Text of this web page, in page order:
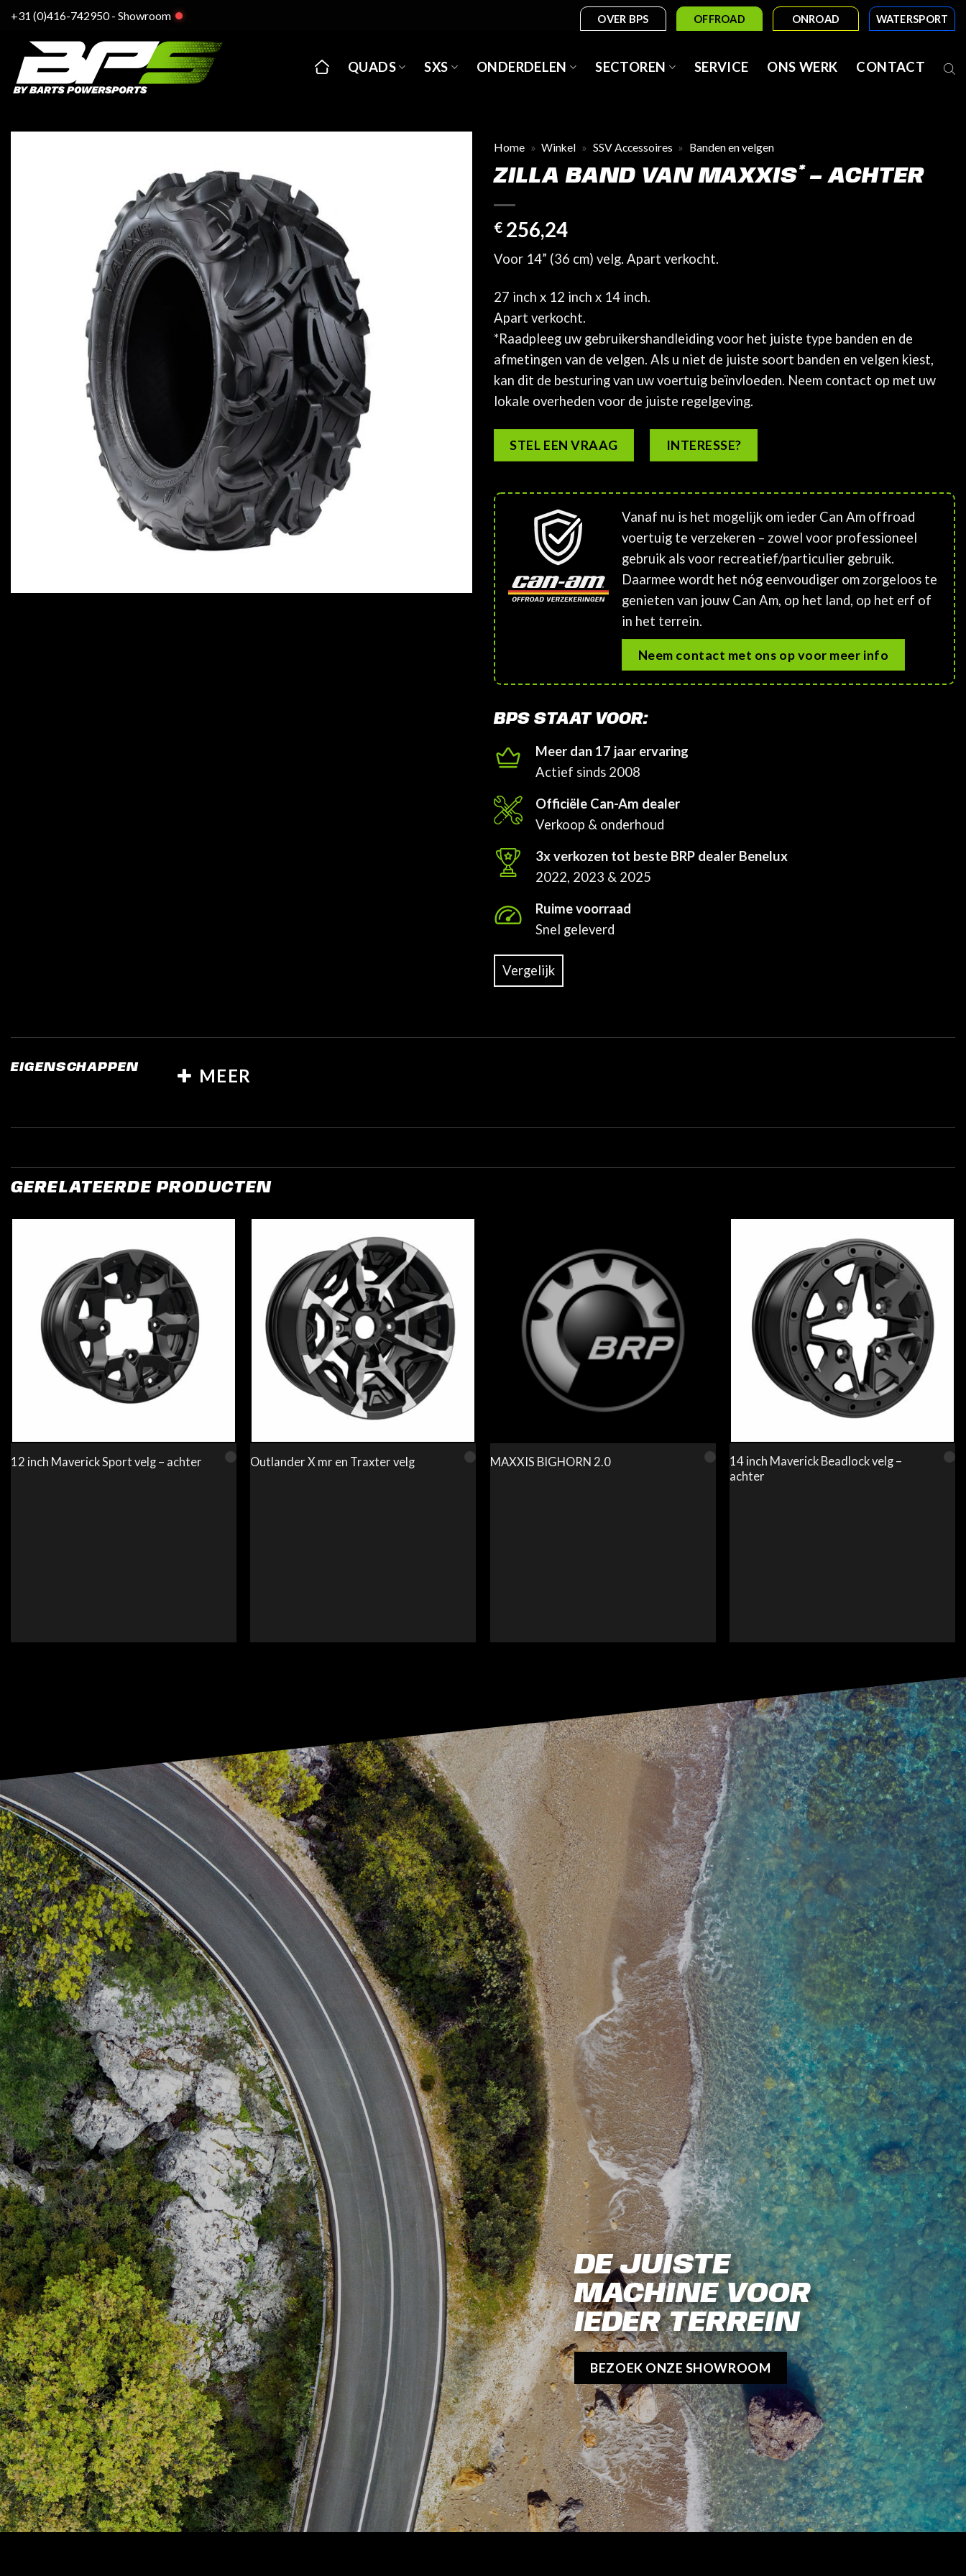
inhoud
+31 (0)416-742950- Showroom OVER BPS OFFROAD ONROAD WATERSPORT
QUADS SXS ONDERDELEN SECTOREN SERVICE ONS WERK CONTACT
Home » Winkel » SSV Accessoires » Banden en velgen
ZILLA BAND VAN MAXXIS* – ACHTER
€ 256,24
Voor 14” (36 cm) velg. Apart verkocht.
27 inch x 12 inch x 14 inch.
Apart verkocht.
*Raadpleeg uw gebruikershandleiding voor het juiste type banden en de
afmetingen van de velgen. Als u niet de juiste soort banden en velgen kiest,
kan dit de besturing van uw voertuig beïnvloeden. Neem contact op met uw
lokale overheden voor de juiste regelgeving.
STEL EEN VRAAG INTERESSE?
Vanaf nu is het mogelijk om ieder Can Am offroad
voertuig te verzekeren – zowel voor professioneel
gebruik als voor recreatief/particulier gebruik.
Daarmee wordt het nóg eenvoudiger om zorgeloos te
genieten van jouw Can Am, op het land, op het erf of
in het terrein.
Neem contact met ons op voor meer info
BPS STAAT VOOR:
Meer dan 17 jaar ervaring
Actief sinds 2008
Officiële Can-Am dealer
Verkoop & onderhoud
3x verkozen tot beste BRP dealer Benelux
2022, 2023 & 2025
Ruime voorraad
Snel geleverd
Vergelijk
EIGENSCHAPPEN MEER
GERELATEERDE PRODUCTEN
12 inch Maverick Sport velg – achter Outlander X mr en Traxter velg MAXXIS BIGHORN 2.0
14 inch Maverick Beadlock velg –
achter
DE JUISTE
MACHINE VOOR
IEDER TERREIN
BEZOEK ONZE SHOWROOM